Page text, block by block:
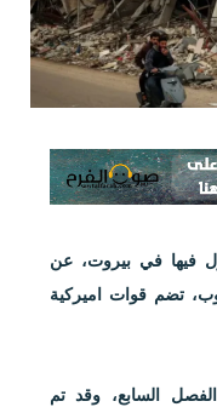
فيها في بيروت، عن
تضم قوات اميركية
السابع، وقد تم